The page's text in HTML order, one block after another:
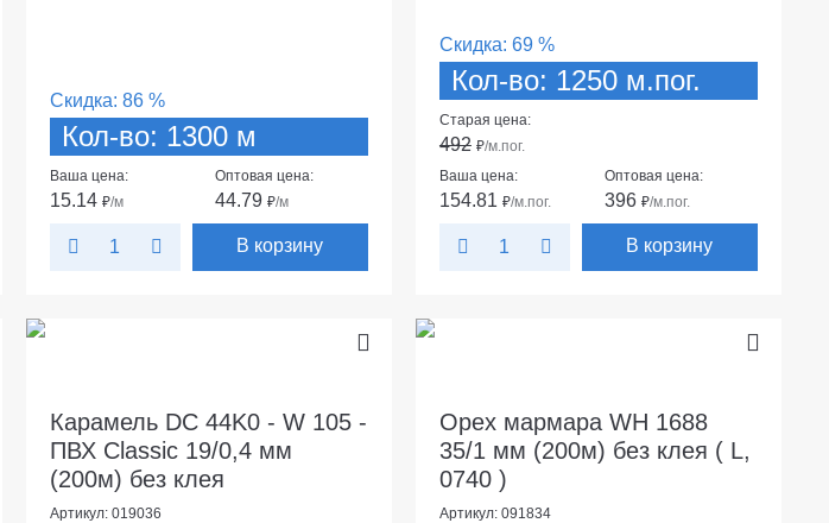
Скидка: 86 %
Кол-во: 1300 м
Ваша цена:
15.14 ₽/м
Оптовая цена:
44.79 ₽/м
В корзину
Скидка: 69 %
Кол-во: 1250 м.пог.
Старая цена:
492 ₽/м.пог.
Ваша цена:
154.81 ₽/м.пог.
Оптовая цена:
396 ₽/м.пог.
В корзину
Карамель DC 44K0 - W 105 -
ПВХ Classic 19/0,4 мм
(200м) без клея
Артикул: 019036
Орех мармара WH 1688
35/1 мм (200м) без клея ( L,
0740 )
Артикул: 091834